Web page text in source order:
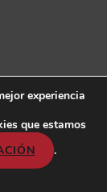
2015-2017.
Harken
1999".
experiencia
que estamos
.